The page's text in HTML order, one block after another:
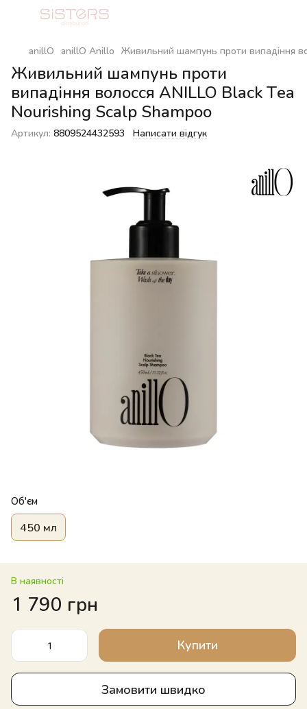
anillO anillO Anillo Живильний шампунь проти випадіння
Живильний шампунь проти
випадіння волосся ANILLO Black Tea
Nourishing Scalp Shampoo
Артикул: 8809524432593 Написати відгук
Об'єм
450 мл
В наявності
1 790 грн
Купити
Замовити швидко